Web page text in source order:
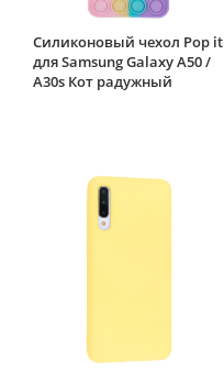
Силиконовый чехол Pop it
для Samsung Galaxy A50 /
A30s Кот радужный